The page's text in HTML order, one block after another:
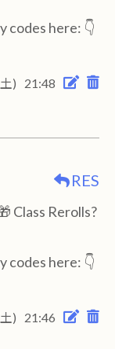
codes here: 👇
) 21:48
RES
Class Rerolls?
codes here: 👇
) 21:46